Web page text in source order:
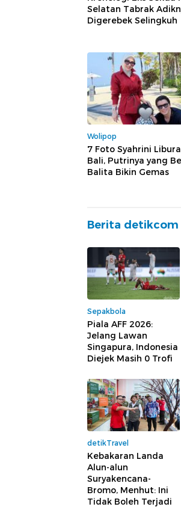
Selatan Tabrak
Digerebek Selingkuh
Wolipop
7 Foto Syahrini
Bali, Putrinya yang
Balita Bikin Gemas
Berita detikcom
Sepakbola
Piala AFF 2026:
Jelang Lawan
Singapura, Indonesia
Diejek Masih 0 Trofi
detikTravel
Kebakaran Landa
Alun-alun
Suryakencana-
Bromo, Menhut: Ini
Tidak Boleh Terjadi